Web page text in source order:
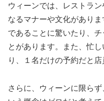
ウィーンでは、レストラ
なるマナーや文化があり
であることに驚いたり、
とがあります。また、忙
り、１名だけの予約だと
さらに、ウィーンに限ら